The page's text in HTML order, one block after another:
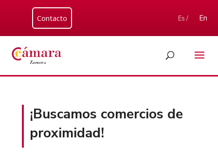
Contacto Es / En
¡Buscamos comercios de
proximidad!